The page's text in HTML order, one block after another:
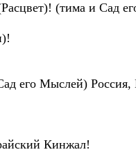
(тима и Сад
его Мыслей) Россия,
Кинжал!